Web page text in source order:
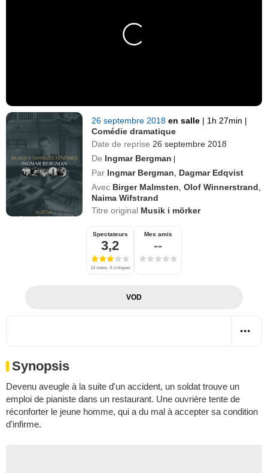
26 septembre 2018en salle | 1h 27min |
Comédie dramatique
Date de reprise 26 septembre 2018
De Ingmar Bergman |
Par Ingmar Bergman
Dagmar Edqvist
Avec Birger Malmsten ,Olof Winnerstrand
Naima Wifstrand
Titre original Musik i mörker
Spectateurs
3,2
14 notes, 4 critiques
Mes amis
--
VOD
Synopsis
Devenu aveugle à la suite d'un accident, un soldat trouve un
emploi de pianiste dans un restaurant. Une ouvrière tente de
réconforter le jeune homme, qui a du mal à accepter sa condition
d'infirme.